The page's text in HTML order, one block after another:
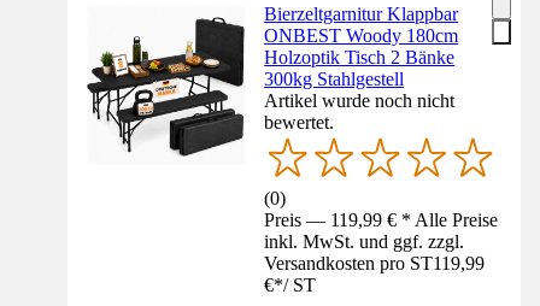
Bierzeltgarnitur Klappbar
ONBEST Woody 180cm
Holzoptik Tisch 2 Bänke
300kg Stahlgestell
Artikel wurde noch nicht
bewertet.
(0)
Preis — 119,99 € * Alle Preise
inkl. MwSt. und ggf. zzgl.
Versandkosten pro ST119,99
€*/ ST